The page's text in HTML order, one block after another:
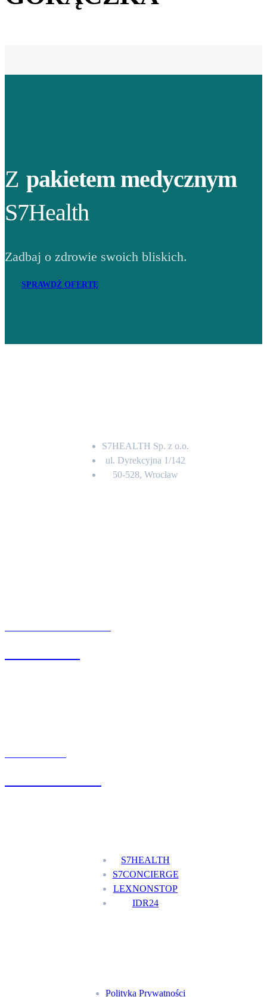
Z pakietem medycznym
S7Health
Zadbaj o zdrowie swoich bliskich.
SPRAWDŹ OFERTĘ
S7HEALTH Sp. z o.o.
ul. Dyrekcyjna 1/142
50-528, Wrocław
S7HEALTH
S7CONCIERGE
LEXNONSTOP
IDR24
Polityka Prywatności